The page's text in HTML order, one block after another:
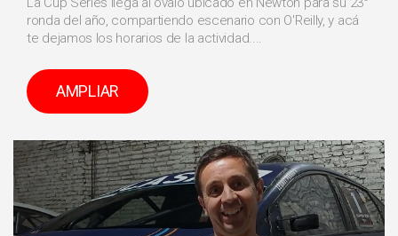
ronda del año, compartiendo escenario con O'Reilly, y acá
te dejamos los horarios de la actividad....
AMPLIAR